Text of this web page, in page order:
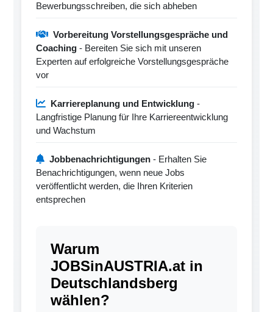
Bewerbungsschreiben, die sich abheben
Vorbereitung Vorstellungsgespräche und
Coaching - Bereiten Sie sich mit unseren
Experten auf erfolgreiche Vorstellungsgespräche
vor
Karriereplanung und Entwicklung -
Langfristige Planung für Ihre Karriereentwicklung
und Wachstum
Jobbenachrichtigungen - Erhalten Sie
Benachrichtigungen, wenn neue Jobs
veröffentlicht werden, die Ihren Kriterien
entsprechen
Warum
JOBSinAUSTRIA.at in
Deutschlandsberg
wählen?